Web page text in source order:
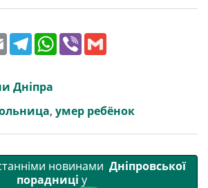
E
m
l
T
e
g
r
a
m
W
h
p
p
V
Дніпра
, умер ребёнок
новинами Дніпровської
порадниці у